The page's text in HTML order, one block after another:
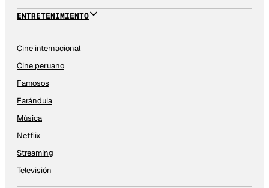
ENTRETENIMIENTO
Cine internacional
Cine peruano
Famosos
Farándula
Música
Netflix
Streaming
Televisión